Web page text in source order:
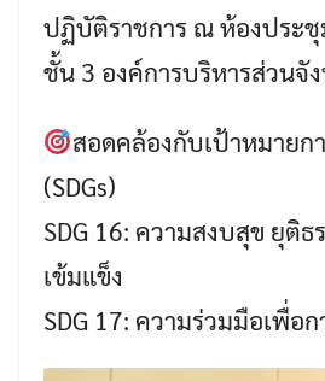
ปฏิบัติราชการ ณ ห้องประ
ชั้น 3 องค์การบริหารส่วนจั
สอดคล้องกับเป้าหมาย
(SDGs)
SDG 16: ความสงบสุข ยุติ
เข้มแข็ง
SDG 17: ความร่วมมือเพื่